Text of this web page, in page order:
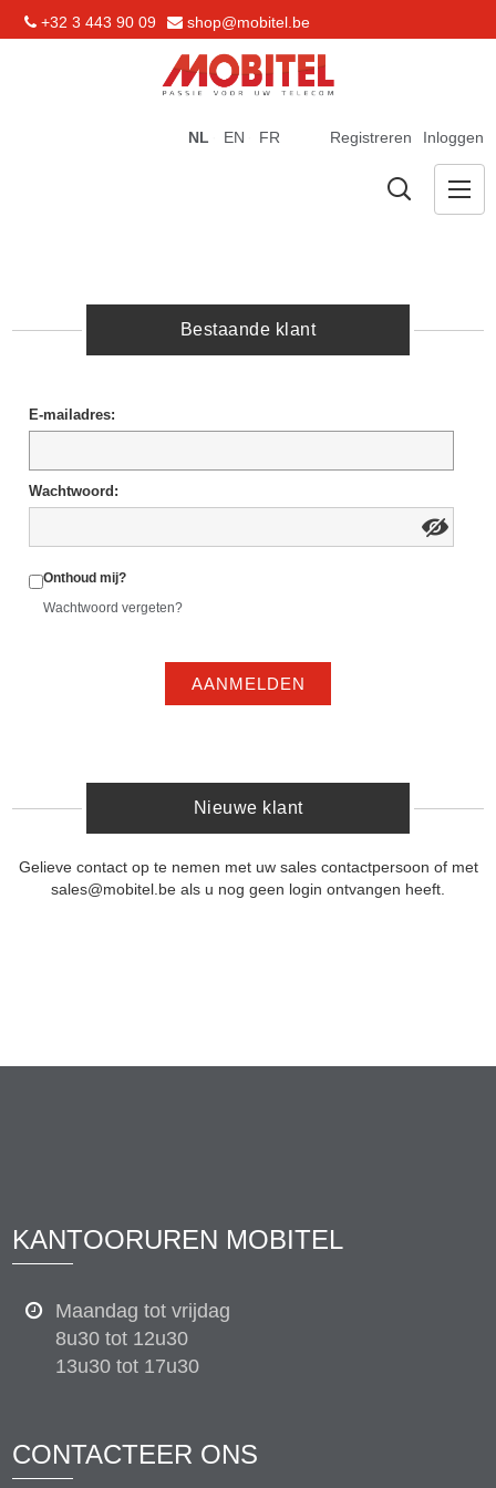
+32 3 443 90 09 shop@mobitel.be
Registreren Inloggen
NL EN FR
Bestaande klant
E-mailadres:
Wachtwoord:
Onthoud mij?
Wachtwoord vergeten?
AANMELDEN
Nieuwe klant
Gelieve contact op te nemen met uw sales contactpersoon of met
sales@mobitel.be als u nog geen login ontvangen heeft.
KANTOORUREN MOBITEL
Maandag tot vrijdag
8u30 tot 12u30
13u30 tot 17u30
CONTACTEER ONS